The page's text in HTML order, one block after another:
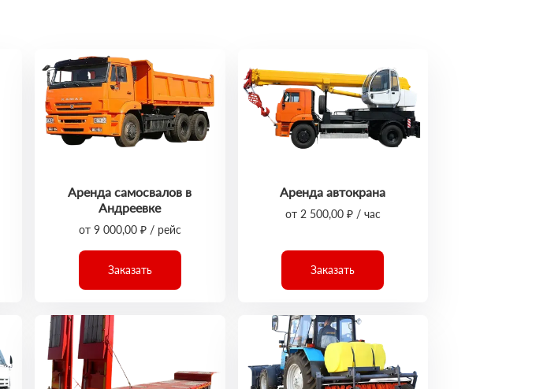
Аренда самосвалов в
Андреевке
от 9 000,00 ₽ / рейс
Заказать
Аренда автокрана
от 2 500,00 ₽ / час
Заказать